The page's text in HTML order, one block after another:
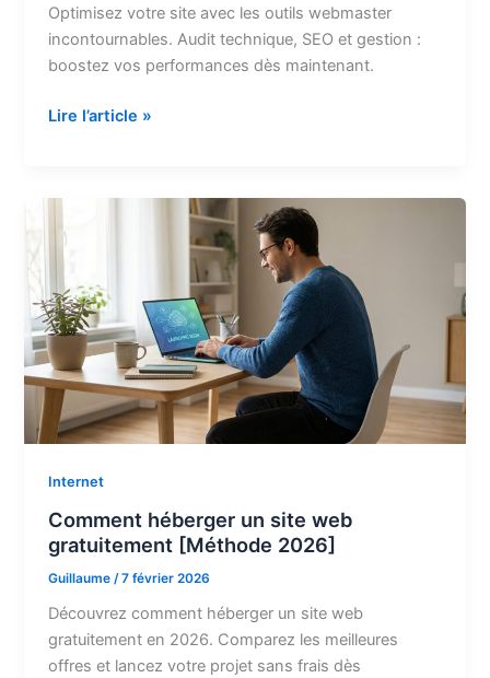
Optimisez votre site avec les outils webmaster
incontournables. Audit technique, SEO et gestion :
boostez vos performances dès maintenant.
Outils
l’essentiel
booster
site
Lire l’article »
Internet
Comment héberger un site web
gratuitement [Méthode 2026]
Guillaume /7 février 2026
Découvrez comment héberger un site web
gratuitement en 2026. Comparez les meilleures
offres et lancez votre projet sans frais dès